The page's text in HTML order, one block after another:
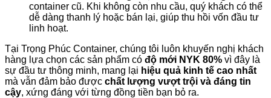
container cũ. Khi không còn nhu cầu, quý khách có thể
dễ dàng thanh lý hoặc bán lại, giúp thu hồi vốn đầu tư
linh hoạt.
Tại Trọng Phúc Container, chúng tôi luôn khuyến nghị khách
hàng lựa chọn các sản phẩm có độ mới NYK 80% vì đây là
sự đầu tư thông minh, mang lại hiệu quả kinh tế cao nhất
mà vẫn đảm bảo được chất lượng vượt trội và đáng tin
cậy, xứng đáng với từng đồng tiền bạn bỏ ra.